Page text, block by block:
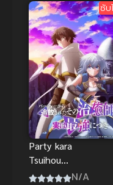
ซับ
Party kara
Tsuihou
sareta SonoN/A